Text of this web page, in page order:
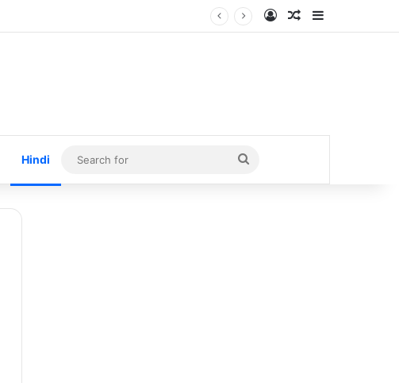
Log InRandom Article
Hindi
Search
for